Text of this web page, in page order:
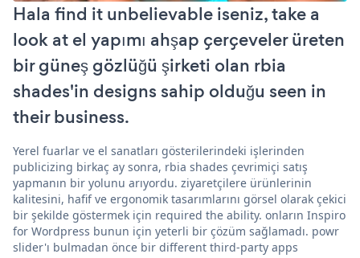
Hala find it unbelievable iseniz, take a
look at el yapımı ahşap çerçeveler üreten
bir güneş gözlüğü şirketi olan rbia
shades'in designs sahip olduğu seen in
their business.
Yerel fuarlar ve el sanatları gösterilerindeki işlerinden
publicizing birkaç ay sonra, rbia shades çevrimiçi satış
yapmanın bir yolunu arıyordu. ziyaretçilere ürünlerinin
kalitesini, hafif ve ergonomik tasarımlarını görsel olarak çekici
bir şekilde göstermek için required the ability. onların Inspiro
for Wordpress bunun için yeterli bir çözüm sağlamadı. powr
slider'ı bulmadan önce bir different third-party apps